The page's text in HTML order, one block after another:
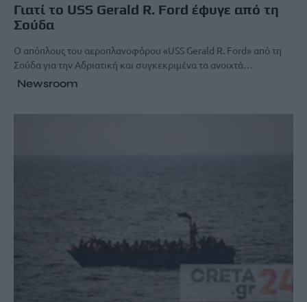
Γιατί το USS Gerald R. Ford έφυγε από τη
Σούδα
Ο απόπλους του αεροπλανοφόρου «USS Gerald R. Ford» από τη
Σούδα για την Αδριατική και συγκεκριμένα τα ανοιχτά…
Newsroom